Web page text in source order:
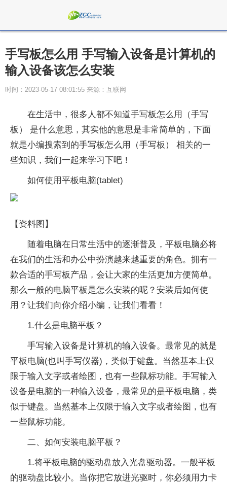
手写板怎么用 手写输入设备是计算机的
输入设备该怎么安装
时间：2023-05-17 08:01:55 来源：互联网
在生活中，很多人都不知道手写板怎么用（手写
板） 是什么意思，其实他的意思是非常简单的，下面
就是小编搜索到的手写板怎么用（手写板） 相关的一
些知识，我们一起来学习下吧！
如何使用平板电脑(tablet)
【资料图】
随着电脑在日常生活中的逐渐普及，平板电脑必将
在我们的生活和办公中扮演越来越重要的角色。拥有一
款合适的手写板产品，会让大家的生活更加方便简单。
那么一般的电脑平板是怎么安装的呢？安装后如何使
用？让我们向你介绍小编，让我们看看！
1.什么是电脑平板？
手写输入设备是计算机的输入设备。最常见的就是
平板电脑(也叫手写仪器)，类似于键盘。当然基本上仅
限于输入文字或者绘图，也有一些鼠标功能。手写输入
设备是电脑的一种输入设备，最常见的是平板电脑，类
似于键盘。当然基本上仅限于输入文字或者绘图，也有
一些鼠标功能。
二、如何安装电脑平板？
1.将平板电脑的驱动盘放入光盘驱动器。一般平板
的驱动盘比较小。当你把它放进光驱时，你必须用力卡